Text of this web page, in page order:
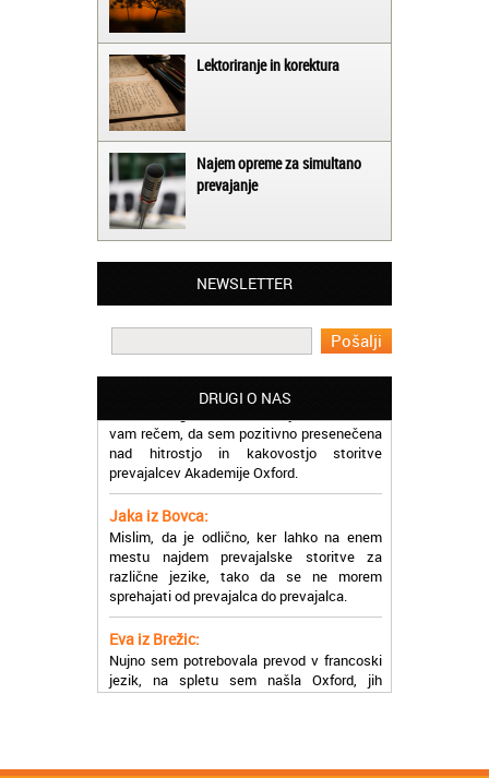
Lektoriranje in korektura
Najem opreme za simultano
prevajanje
NEWSLETTER
DRUGI O NAS
Matjaž iz Ajdovščine:
Lahko pohvalim vse zaposlene v Akademiji
Oxford, ker so resnično profesionalni in
prevajalske storitve opravljajo hitro in
Potrebovala sem prevajanje iz
madžarskega v slovenski jezik in lahko
vam rečem, da sem pozitivno presenečena
nad hitrostjo in kakovostjo storitve
prevajalcev Akademije Oxford.
Jaka iz Bovca:
Mislim, da je odlično, ker lahko na enem
mestu najdem prevajalske storitve za
različne jezike, tako da se ne morem
sprehajati od prevajalca do prevajalca.
Eva iz Brežic:
jezik, na spletu sem našla Oxford, jih
poklicala in v roku nekaj ur sem po
elektronski pošti prejela prevod. Resnično
Uslužni, hitri in ljubeznivi, za njih imam